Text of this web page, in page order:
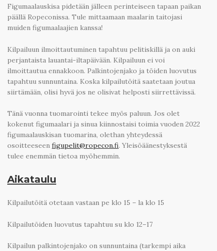
Figumaalauskisa pidetään jälleen perinteiseen tapaan paikan
päällä Ropeconissa. Tule mittaamaan maalarin taitojasi
muiden figumaalaajien kanssa!
Kilpailuun ilmoittautuminen tapahtuu pelitiskillä ja on auki
perjantaista lauantai-iltapäivään. Kilpailuun ei voi
ilmoittautua ennakkoon. Palkintojenjako ja töiden luovutus
tapahtuu sunnuntaina. Koska kilpailutöitä saatetaan joutua
siirtämään, olisi hyvä jos ne olisivat helposti siirrettävissä.
Tänä vuonna tuomarointi tekee myös paluun. Jos olet
kokenut figumaalari ja sinua kiinnostaisi toimia vuoden 2022
figumaalauskisan tuomarina, olethan yhteydessä
osoitteeseen figupelit@ropecon.fi. Yleisöäänestyksestä
tulee enemmän tietoa myöhemmin.
Aikataulu
Kilpailutöitä otetaan vastaan pe klo 15 – la klo 15
Kilpailutöiden luovutus tapahtuu su klo 12–17
Kilpailun palkintojenjako on sunnuntaina (tarkempi aika